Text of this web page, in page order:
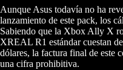
Aunque Asus todavía no ha
lanzamiento de este pack, los
Sabiendo que la Xbox Ally X
XREAL R1 estándar cuestan
dólares, la factura final de este
una cifra prohibitiva.